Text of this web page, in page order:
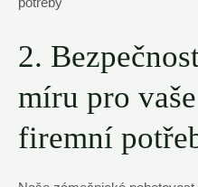
2.
míru pro
firemní